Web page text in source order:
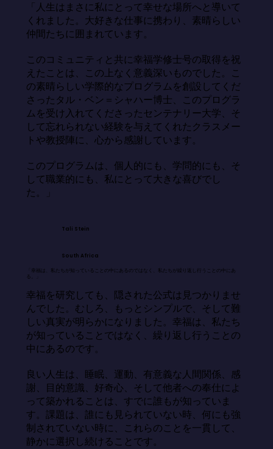
「人生はまさに私にとって幸せな場所へと導いて
くれました。大好きな仕事に携わり、素晴らしい
仲間たちに囲まれています。
このコミュニティと共に幸福学修士号の取得を祝
えたことは、この上なく意義深いものでした。こ
の素晴らしい学際的なプログラムを創設してくだ
さったタル・ベン＝シャハー博士、このプログラ
ムを受け入れてくださったセンテナリー大学、そ
して忘れられない経験を与えてくれたクラスメー
トや教授陣に、心から感謝しています。
このプログラムは、個人的にも、学問的にも、そ
して職業的にも、私にとって大きな喜びでし
た。」
Tali Stein
South Africa
「幸福は、私たちが知っていることの中にあるのではなく、私たちが繰り返し行うことの中にあ
る。」
幸福を研究しても、隠された公式は見つかりませ
んでした。むしろ、もっとシンプルで、そして難
しい真実が明らかになりました。幸福は、私たち
が知っていることではなく、繰り返し行うことの
中にあるのです。
良い人生は、睡眠、運動、有意義な人間関係、感
謝、目的意識、好奇心、そして他者への奉仕によ
って築かれることは、すでに誰もが知っていま
す。課題は、誰にも見られていない時、何にも強
制されていない時に、これらのことを一貫して、
静かに選択し続けることです。